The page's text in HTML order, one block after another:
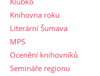
Knihovna roku
Literární Šumava
MPS
Ocenění knihovníků
Semináře regionu